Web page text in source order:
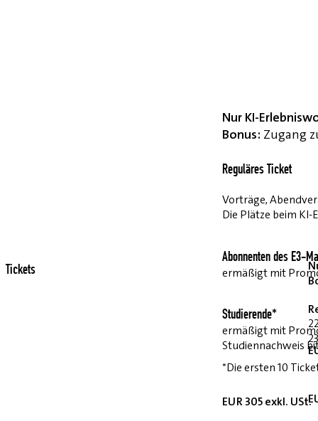
Nur KI-
Bonus: Zugang
Reguläres Ticket
Vorträge,
Die Plätze beim
Abonnenten des E3-
ermäßigt mit
Studierende*
ermäßigt mit
Studiennachweis
*Die ersten 10
EUR 305 exkl. USt.
Tickets